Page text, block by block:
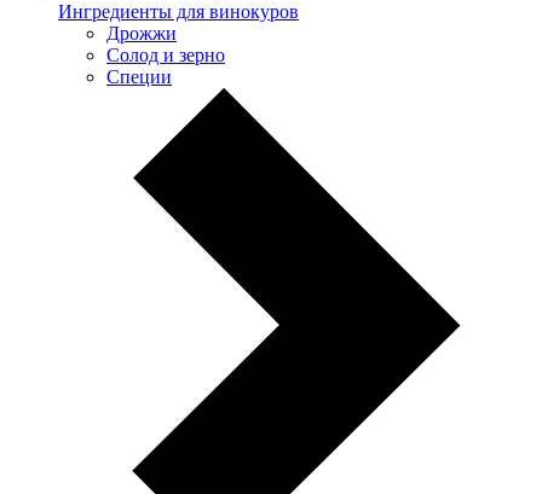
Ингредиенты для винокуров
Дрожжи
Солод и зерно
Специи